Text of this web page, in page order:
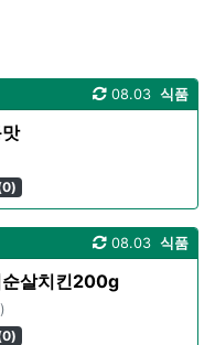
식품
08.03
식품
08.03
살치킨200g